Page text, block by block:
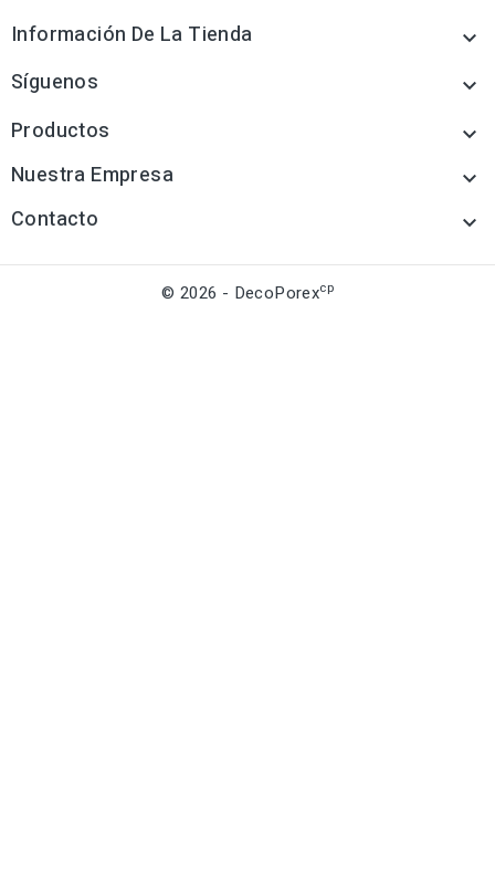
Información De La Tienda 
Síguenos 
Productos 
Nuestra Empresa 
Contacto 
© 2026 - DecoPorexcp